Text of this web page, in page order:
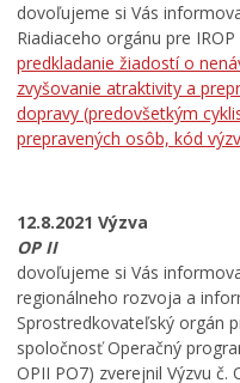
dovoľujeme si Vás
Riadiaceho orgánu pre
predkladanie žiadostí o
zvyšovanie atraktivity a
dopravy (predovšetkým
prepravených osôb, kód
12.8.2021 Výzva
OP II
dovoľujeme si Vás
regionálneho rozvoja a
Sprostredkovateľský orgán
spoločnosť Operačný
OPII PO7) zverejnil Výzvu č.